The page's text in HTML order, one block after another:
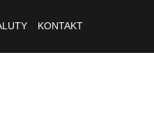
KONTAKT